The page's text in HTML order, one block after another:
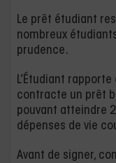
Le prêt étudiant
nombreux
prudence.
L’Étudiant
contracte un prêt
pouvant atteindre
dépenses de vie
Avant de signer,